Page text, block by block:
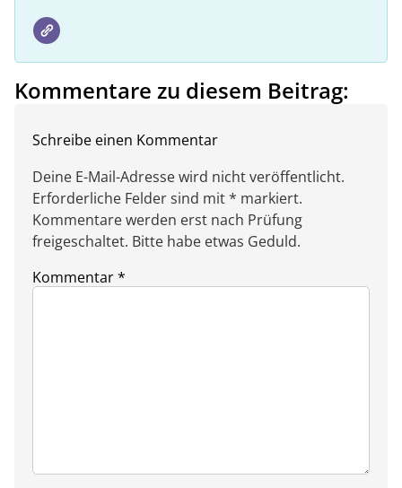
Kommentare zu diesem Beitrag:
Schreibe einen Kommentar
Deine E-Mail-Adresse wird nicht veröffentlicht.
Erforderliche Felder sind mit * markiert.
Kommentare werden erst nach Prüfung
freigeschaltet. Bitte habe etwas Geduld.
Kommentar*